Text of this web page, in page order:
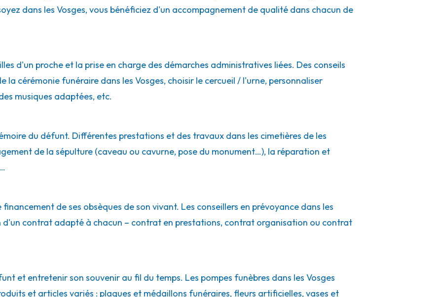
dans les Vosges, vous bénéficiez d'un accompagnement de qualité dans chacun de
d'un proche et la prise en charge des démarches administratives liées. Des conseils
la cérémonie funéraire dans les Vosges, choisir le cercueil / l'urne, personnaliser
musiques adaptées, etc.
du défunt. Différentes prestations et des travaux dans les cimetières de les
de la sépulture (caveau ou cavurne, pose du monument…), la réparation et
de ses obsèques de son vivant. Les conseillers en prévoyance dans les
d'un contrat adapté à chacun – contrat en prestations, contrat organisation ou contrat
et entretenir son souvenir au fil du temps. Les pompes funèbres dans les Vosges
et articles variés : plaques et médaillons funéraires, fleurs artificielles, vases et